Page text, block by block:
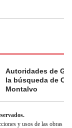
Autoridades de
la búsqueda de
Montalvo
y usos de las obras